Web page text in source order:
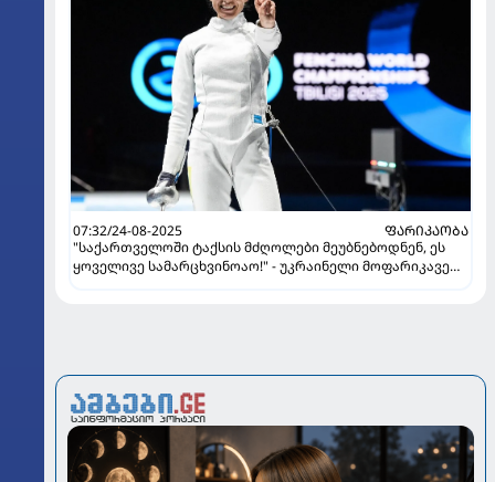
07:32/24-08-2025
ᲤᲐᲠᲘᲙᲐᲝᲑᲐ
"საქართველოში ტაქსის მძღოლები მეუბნებოდნენ, ეს
ყოველივე სამარცხვინოაო!" - უკრაინელი მოფარიკავე